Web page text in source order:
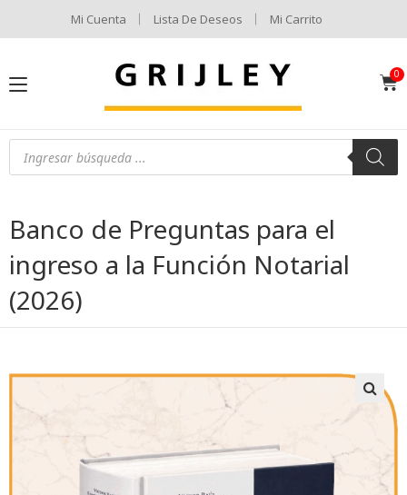
Mi Cuenta Lista De Deseos Mi Carrito
Banco de Preguntas para el
ingreso a la Función Notarial
(2026)